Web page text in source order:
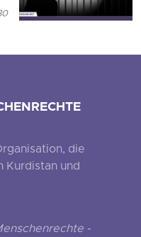
die
Kurdistan und
-